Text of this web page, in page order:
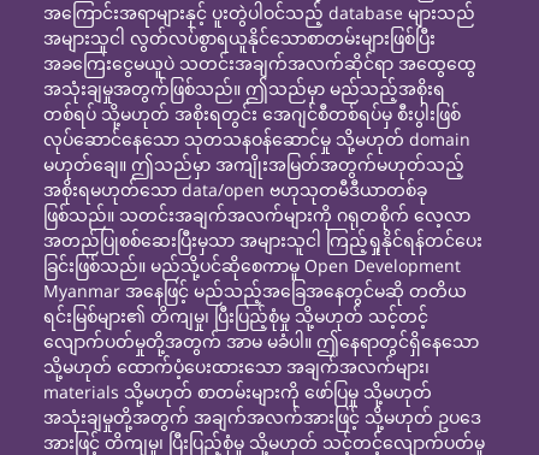
အကြောင်းအရာများနှင့် ပူးတွဲပါဝင်သည့် database များသည်
အများသူငါ လွတ်လပ်စွာရယူနိုင်သောစာတမ်းများဖြစ်ပြီး
အခကြေးငွေမယူပဲ သတင်းအချက်အလက်ဆိုင်ရာ အထွေထွေ
အသုံးချမှုအတွက်ဖြစ်သည်။ ဤသည်မှာ မည်သည့်အစိုးရ
တစ်ရပ် သို့မဟုတ် အစိုးရတွင်း အေဂျင်စီတစ်ရပ်မှ စီးပွါးဖြစ်
လုပ်ဆောင်နေသော သုတသနဝန်ဆောင်မှု သို့မဟုတ် domain
မဟုတ်ချေ။ ဤသည်မှာ အကျိုးအမြတ်အတွက်မဟုတ်သည့်
အစိုးရမဟုတ်သော data/open ဗဟုသုတမီဒီယာတစ်ခု
ဖြစ်သည်။ သတင်းအချက်အလက်များကို ဂရုတစိုက် လေ့လာ
အတည်ပြုစစ်ဆေးပြီးမှသာ အများသူငါ ကြည့်ရှုနိုင်ရန်တင်ပေး
ခြင်းဖြစ်သည်။ မည်သို့ပင်ဆိုစေကာမူ Open Development
Myanmar အနေဖြင့် မည်သည့်အခြေအနေတွင်မဆို တတိယ
ရင်းမြစ်များ၏ တိကျမှု၊ ပြီးပြည့်စုံမှု သို့မဟုတ် သင့်တင့်
လျောက်ပတ်မှုတို့အတွက် အာမ မခံပါ။ ဤနေရာတွင်ရှိနေသော
သို့မဟုတ် ထောက်ပံ့ပေးထားသော အချက်အလက်များ၊
materials သို့မဟုတ် စာတမ်းများကို ဖော်ပြမှု သို့မဟုတ်
အသုံးချမှုတို့အတွက် အချက်အလက်အားဖြင့် သို့မဟုတ် ဥပဒေ
အားဖြင့် တိကျမှု၊ ပြီးပြည့်စုံမှု သို့မဟုတ် သင့်တင့်လျောက်ပတ်မှု